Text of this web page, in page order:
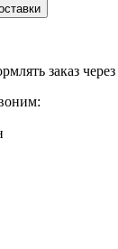
заказ